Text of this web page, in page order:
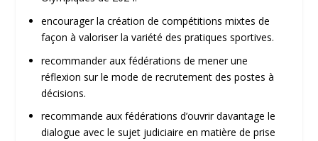
encourager la création de compétitions mixtes de
façon à valoriser la variété des pratiques sportives.
recommander aux fédérations de mener une
réflexion sur le mode de recrutement des postes à
décisions.
recommande aux fédérations d’ouvrir davantage le
dialogue avec le sujet judiciaire en matière de prise